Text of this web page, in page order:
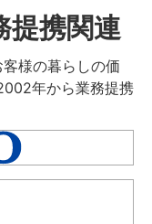
提携関連
様の暮らしの価
年から業務提携